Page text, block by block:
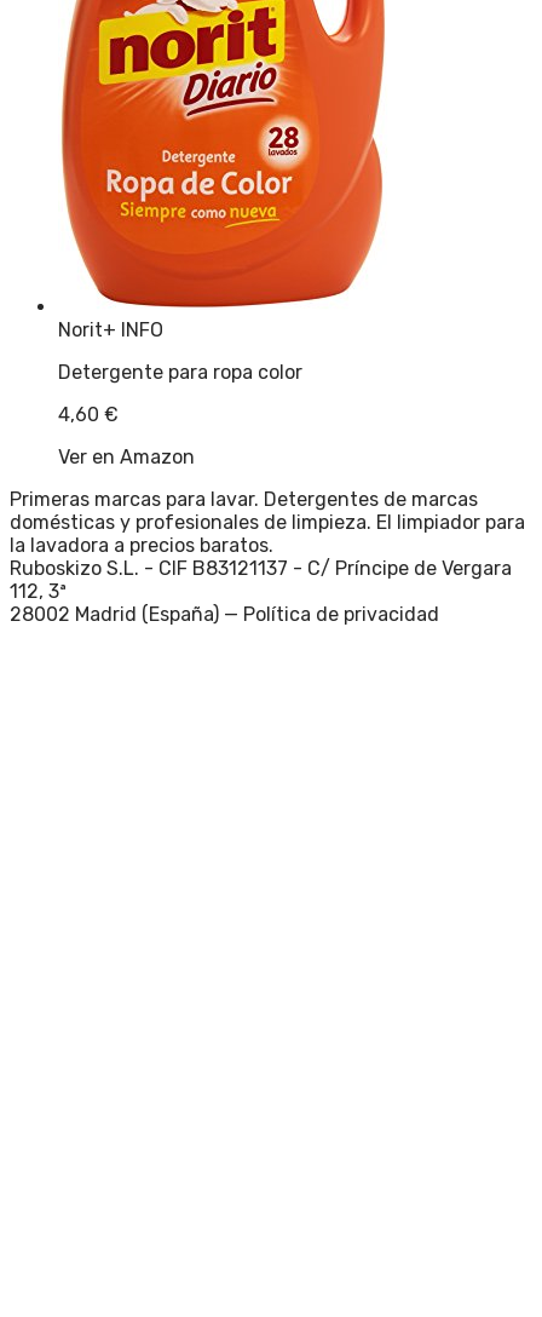
Norit+ INFO
Detergente para ropa color
4,60 €
Ver en Amazon
Primeras marcas para lavar. Detergentes de marcas
domésticas y profesionales de limpieza. El limpiador para
la lavadora a precios baratos.
Ruboskizo S.L. - CIF B83121137 - C/ Príncipe de Vergara
112, 3ª
28002 Madrid (España) — Política de privacidad